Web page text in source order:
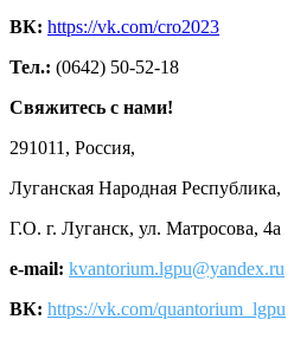
ВК: https://vk.com/cro2023
Тел.: (0642) 50-52-18
Свяжитесь с нами!
291011, Россия,
Луганская Народная Республика,
Г.О. г. Луганск, ул. Матросова, 4а
e-mail: kvantorium.lgpu@yandex.ru
ВК: https://vk.com/quantorium_lgpu